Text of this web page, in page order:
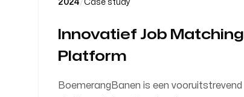
2024/Case study
Innovatief Job Matching
Platform
BoemerangBanen is een vooruitstrevend